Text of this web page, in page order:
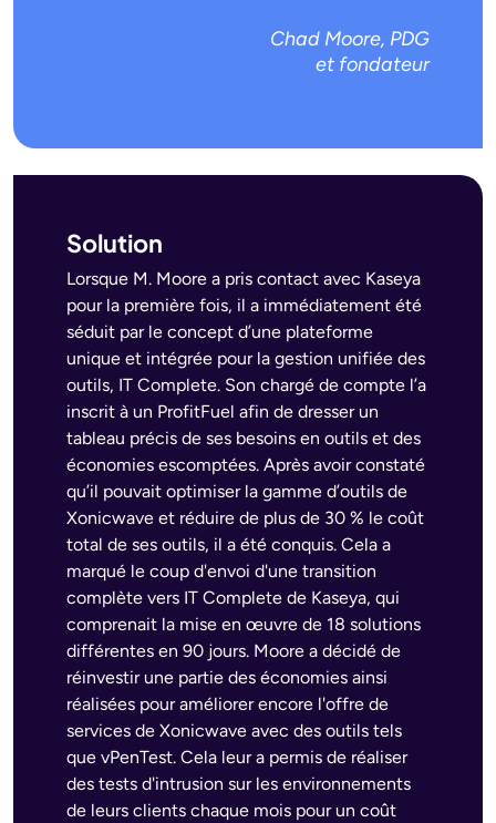
Chad Moore, PDG
et fondateur
Solution
Lorsque M. Moore a pris contact avec Kaseya
pour la première fois, il a immédiatement été
séduit par le concept d’une plateforme
unique et intégrée pour la gestion unifiée des
outils, IT Complete. Son chargé de compte l’a
inscrit à un ProfitFuel afin de dresser un
tableau précis de ses besoins en outils et des
économies escomptées. Après avoir constaté
qu’il pouvait optimiser la gamme d’outils de
Xonicwave et réduire de plus de 30 % le coût
total de ses outils, il a été conquis. Cela a
marqué le coup d'envoi d'une transition
complète vers IT Complete de Kaseya, qui
comprenait la mise en œuvre de 18 solutions
différentes en 90 jours. Moore a décidé de
réinvestir une partie des économies ainsi
réalisées pour améliorer encore l'offre de
services de Xonicwave avec des outils tels
que vPenTest. Cela leur a permis de réaliser
des tests d'intrusion sur les environnements
de leurs clients chaque mois pour un coût